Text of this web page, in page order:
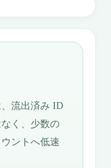
流出済み ID
く、少数の
ントへ低速